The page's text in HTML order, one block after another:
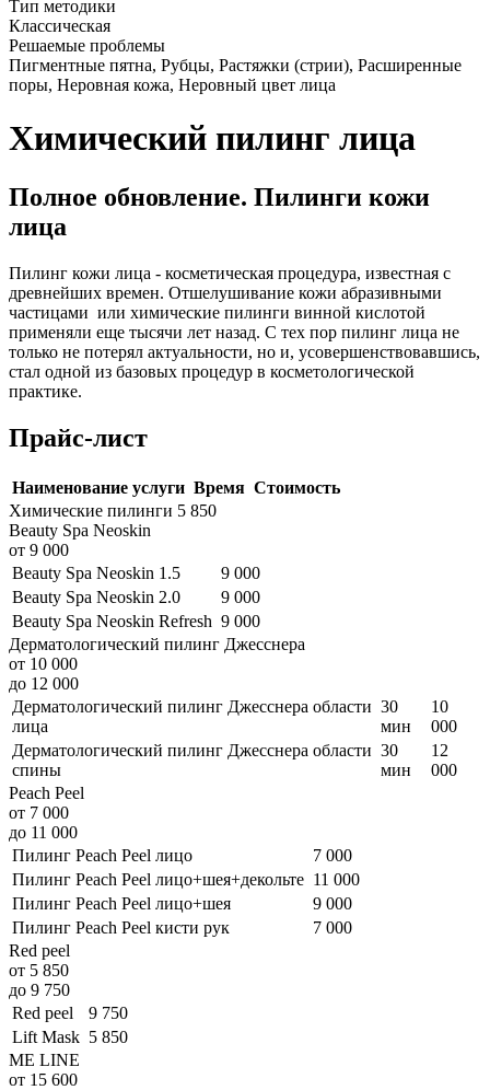
Тип методики
Классическая
Решаемые проблемы
Пигментные пятна, Рубцы, Растяжки (стрии), Расширенные
поры, Неровная кожа, Неровный цвет лица
Химический пилинг лица
Полное обновление. Пилинги кожи
лица
Пилинг кожи лица - косметическая процедура, известная с
древнейших времен. Отшелушивание кожи абразивными
частицами или химические пилинги винной кислотой
применяли еще тысячи лет назад. С тех пор пилинг лица не
только не потерял актуальности, но и, усовершенствовавшись,
стал одной из базовых процедур в косметологической
практике.
Прайс-лист
Наименование услуги Время Стоимость
Химические пилинги 5 850
Beauty Spa Neoskin
от 9 000
Beauty Spa Neoskin 1.5
9 000
Beauty Spa Neoskin 2.0
9 000
Beauty Spa Neoskin Refresh 9 000
Дерматологический пилинг Джесснера
от 10 000
до 12 000
Дерматологический пилинг Джесснера области
лица
30
мин
10
000
Дерматологический пилинг Джесснера области
спины
30
мин
12
000
Peach Peel
от 7 000
до 11 000
Пилинг Peach Peel лицо
7 000
Пилинг Peach Peel лицо+шея+декольте 11 000
Пилинг Peach Peel лицо+шея
9 000
Пилинг Peach Peel кисти рук
7 000
Red peel
от 5 850
до 9 750
Red peel
9 750
Lift Mask 5 850
ME LINE
от 15 600